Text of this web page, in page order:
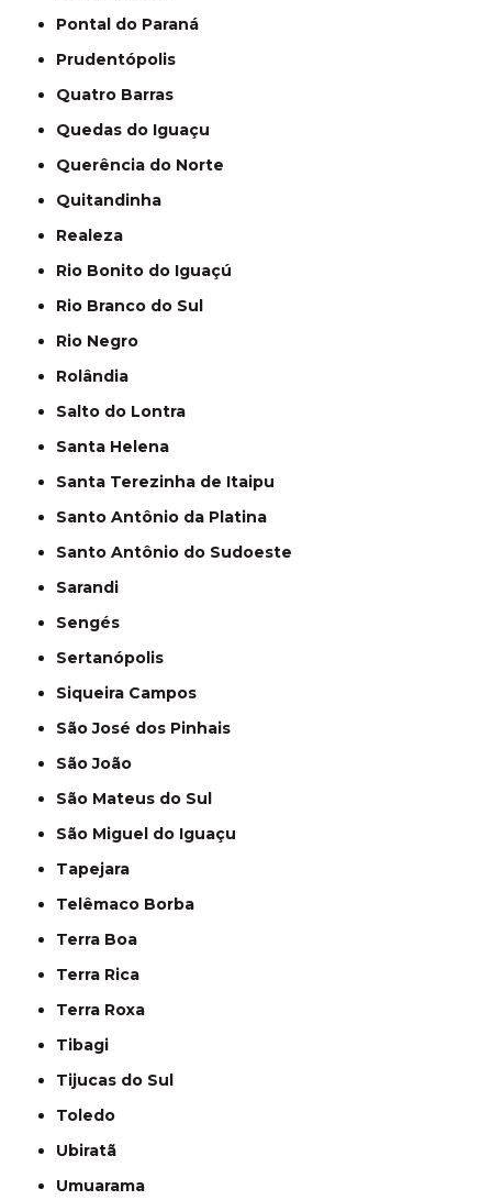
Pontal do Paraná
Prudentópolis
Quatro Barras
Quedas do Iguaçu
Querência do Norte
Quitandinha
Realeza
Rio Bonito do Iguaçú
Rio Branco do Sul
Rio Negro
Rolândia
Salto do Lontra
Santa Helena
Santa Terezinha de Itaipu
Santo Antônio da Platina
Santo Antônio do Sudoeste
Sarandi
Sengés
Sertanópolis
Siqueira Campos
São José dos Pinhais
São João
São Mateus do Sul
São Miguel do Iguaçu
Tapejara
Telêmaco Borba
Terra Boa
Terra Rica
Terra Roxa
Tibagi
Tijucas do Sul
Toledo
Ubiratã
Umuarama